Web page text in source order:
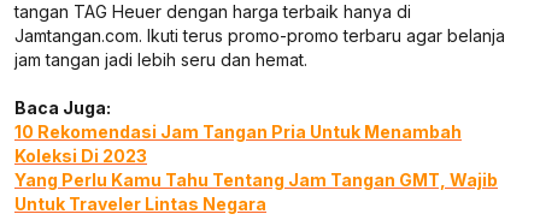
tangan TAG Heuer dengan harga terbaik hanya di
Jamtangan.com. Ikuti terus promo-promo terbaru agar belanja
jam tangan jadi lebih seru dan hemat.
Baca Juga:
10 Rekomendasi Jam Tangan Pria Untuk Menambah
Koleksi Di 2023
Yang Perlu Kamu Tahu Tentang Jam Tangan GMT, Wajib
Untuk Traveler Lintas Negara